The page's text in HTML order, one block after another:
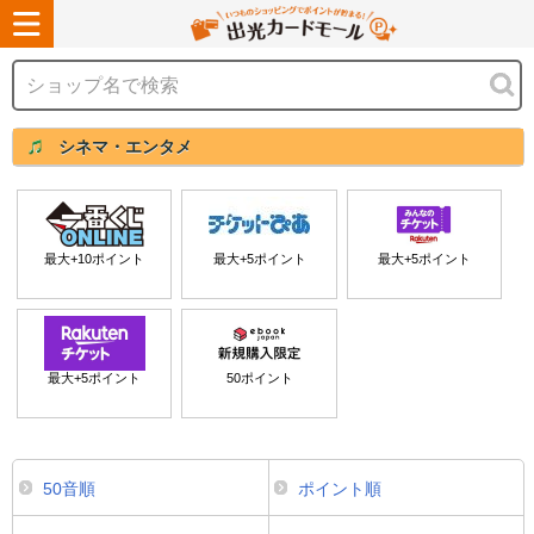
シネマ・エンタメ
最大+10ポイント 最大+5ポイント 最大+5ポイント
最大+5ポイント 50ポイント
50音順 ポイント順